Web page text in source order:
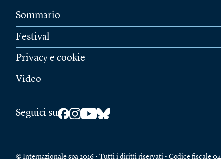
Sommario
Festival
Privacy e cookie
Video
Seguici su
© Internazionale spa 2026 • Tutti i diritti riservati • Codice fiscale